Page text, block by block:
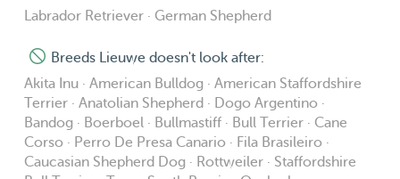
Labrador Retriever · German Shepherd
Breeds Lieuwe doesn't look after:
Akita Inu · American Bulldog · American Staffordshire
Terrier · Anatolian Shepherd · Dogo Argentino ·
Bandog · Boerboel · Bullmastiff · Bull Terrier · Cane
Corso · Perro De Presa Canario · Fila Brasileiro ·
Caucasian Shepherd Dog · Rottweiler · Staffordshire